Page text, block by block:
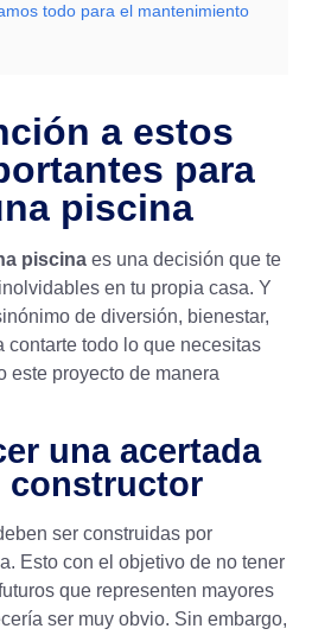
todo para el mantenimiento
a estos
para
piscina
piscina es una decisión que te
en tu propia casa. Y
de diversión, bienestar,
contarte todo lo que necesitas
este proyecto de manera
una acertada
constructor
ser construidas por
Esto con el objetivo de no tener
que representen mayores
ser muy obvio. Sin embargo,